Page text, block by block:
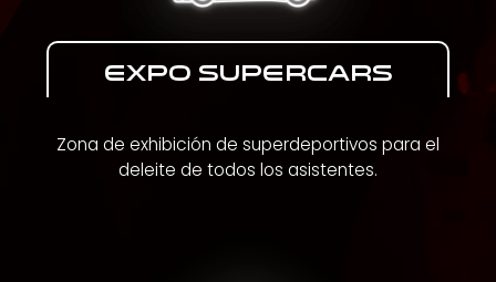
EXPO SUPERCARS
Zona de exhibición de superdeportivos para el
deleite de todos los asistentes.